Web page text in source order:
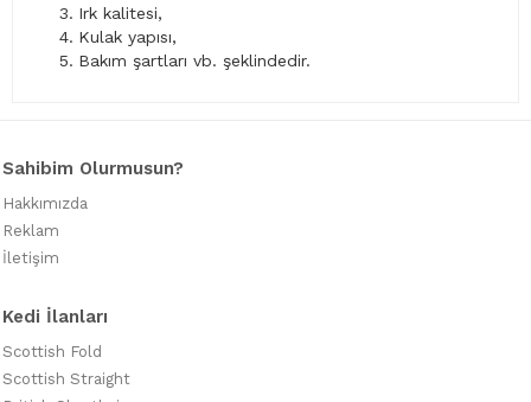
Irk kalitesi,
Kulak yapısı,
Bakım şartları vb. şeklindedir.
Sahibim Olurmusun?
Hakkımızda
Reklam
İletişim
Kedi İlanları
Scottish Fold
Scottish Straight